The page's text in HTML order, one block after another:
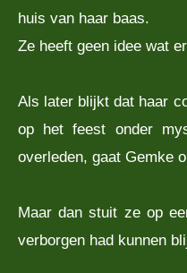
huis van haar baas.
Ze heeft geen idee wat
Als later blijkt dat haar
op het feest onder
overleden, gaat Gemke
Maar dan stuit ze op
verborgen had kunnen